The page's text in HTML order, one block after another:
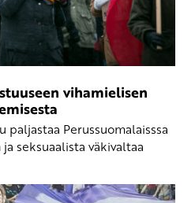
vihamielisen
paljastaa Perussuomalaisssa
seksuaalista väkivaltaa